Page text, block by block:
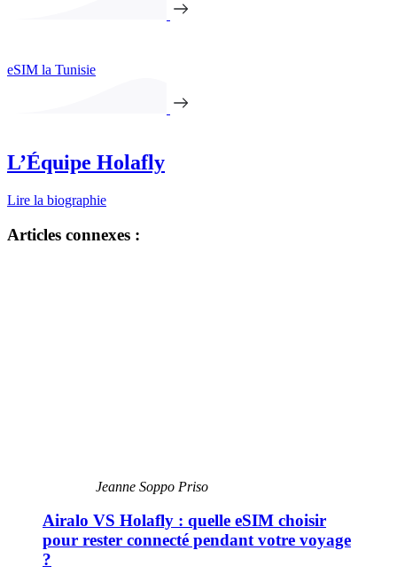
eSIM la Tunisie
L’Équipe Holafly
Lire la biographie
Articles connexes :
Jeanne Soppo Priso
Airalo VS Holafly : quelle eSIM choisir
pour rester connecté pendant votre voyage
?